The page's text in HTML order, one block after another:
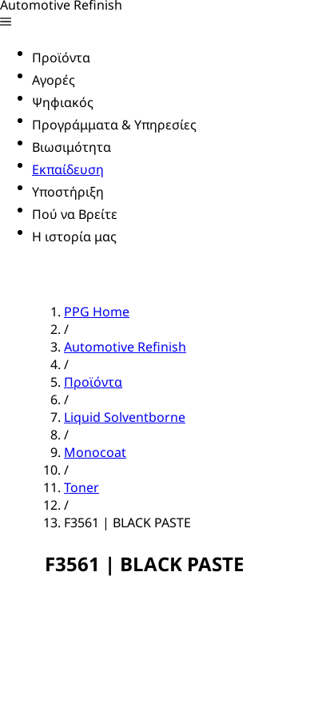
Automotive Refinish
Προϊόντα
Αγορές
Ψηφιακός
Προγράμματα & Υπηρεσίες
Βιωσιμότητα
Εκπαίδευση
Υποστήριξη
Πού να Βρείτε
Η ιστορία μας
PPG Home
/
Automotive Refinish
/
Προϊόντα
/
Liquid Solventborne
/
Monocoat
/
Toner
/
F3561 | BLACK PASTE
F3561 | BLACK PASTE